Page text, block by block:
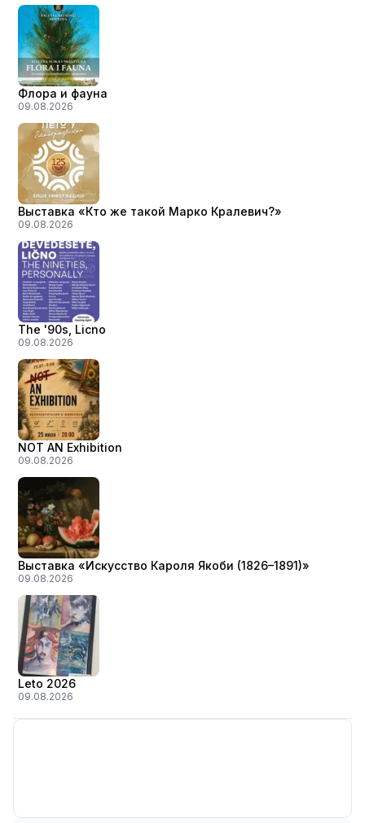
Флора и фауна
09.08.2026
Выставка «Кто же такой Марко Кралевич?»
09.08.2026
The '90s, Licno
09.08.2026
NOT AN Exhibition
09.08.2026
Выставка «Искусство Кароля Якоби (1826–1891)»
09.08.2026
Leto 2026
09.08.2026